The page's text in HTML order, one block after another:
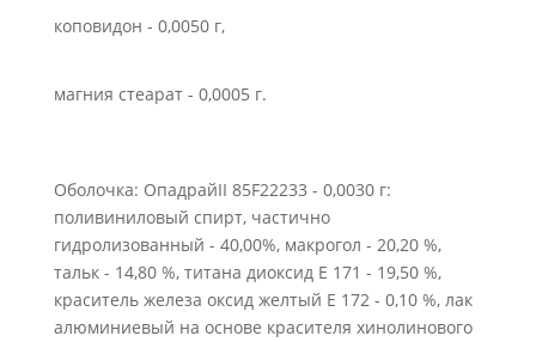
коповидон - 0,0050 г,
магния стеарат - 0,0005 г.
Оболочка: ОпадрайII 85F22233 - 0,0030 г:
поливиниловый спирт, частично
гидролизованный - 40,00%, макрогол - 20,20 %,
тальк - 14,80 %, титана диоксид Е 171 - 19,50 %,
краситель железа оксид желтый Е 172 - 0,10 %, лак
алюминиевый на основе красителя хинолинового